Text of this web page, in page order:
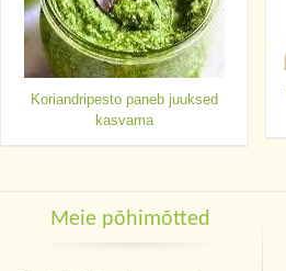
Koriandripesto paneb juuksed
kasvama
Meie põhimõtted